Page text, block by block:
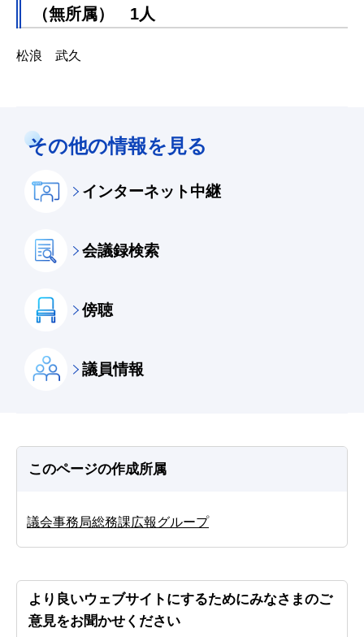
（無所属） 1人
松浪 武久
その他の情報を見る
インターネット中継
会議録検索
傍聴
議員情報
このページの作成所属
議会事務局総務課広報グループ
より良いウェブサイトにするためにみなさまのご
意見をお聞かせください